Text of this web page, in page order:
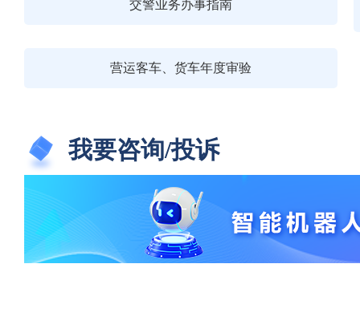
交警业务办事指南
营运客车、货车年度审验
我要咨询/投诉